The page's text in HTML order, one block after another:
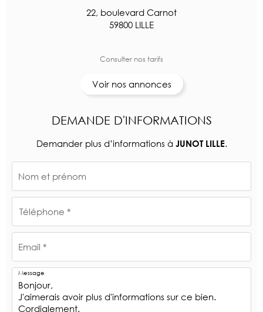
22, boulevard Carnot
59800 LILLE
Consulter nos tarifs
Voir nos annonces
DEMANDE D'INFORMATIONS
Demander plus d’informations à JUNOT LILLE.
Nom et prénom
Téléphone *
Email *
Message